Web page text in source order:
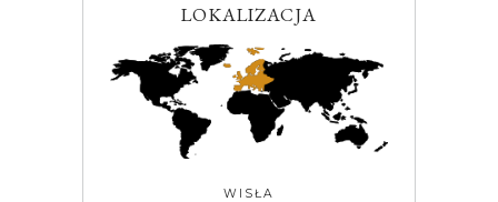
LOKALIZACJA
WISŁA